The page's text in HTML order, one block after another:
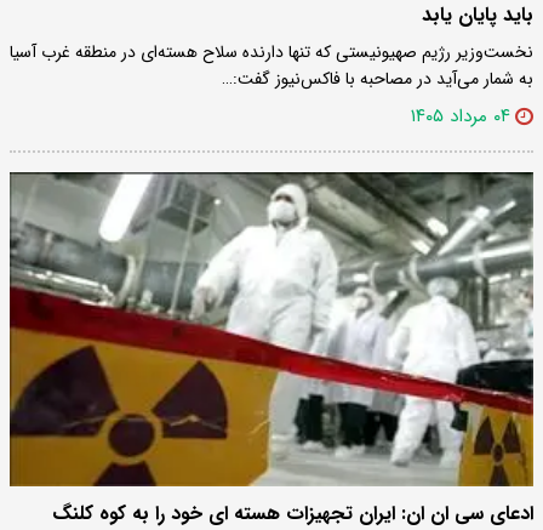
باید پایان یابد
نخست‌وزیر رژیم صهیونیستی که تنها دارنده سلاح هسته‌ای در منطقه غرب آسیا
به شمار می‌آید در مصاحبه با فاکس‌نیوز گفت:…
۰۴ مرداد ۱۴۰۵
ادعای سی ان ان: ایران تجهیزات هسته ای خود را به کوه کلنگ